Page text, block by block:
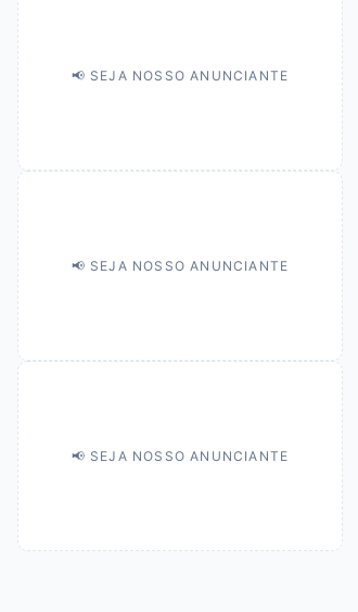
📢 SEJA NOSSO ANUNCIANTE
📢 SEJA NOSSO ANUNCIANTE
📢 SEJA NOSSO ANUNCIANTE